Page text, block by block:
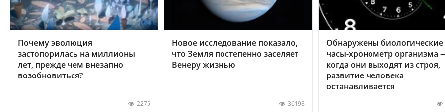
Почему эволюция
застопорилась на миллионы
лет, прежде чем внезапно
возобновиться?
2275
Новое исследование показало,
что Земля постепенно заселяет
Венеру жизнью
36198
Обнаружены биологические
часы-хронометр организма
когда они выходят из строя,
развитие человека
останавливается